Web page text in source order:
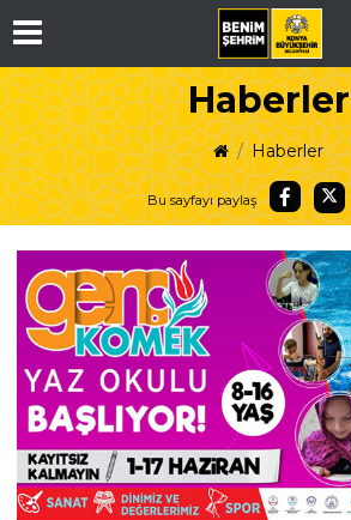
Haberler
Haberler
Bu sayfayı paylaş